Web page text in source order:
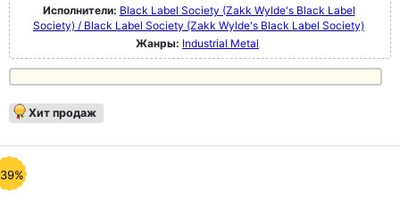
Исполнители: Black Label Society (Zakk Wylde's Black Label
Society) / Black Label Society (Zakk Wylde's Black Label Society)
Жанры: Industrial Metal
Хит продаж